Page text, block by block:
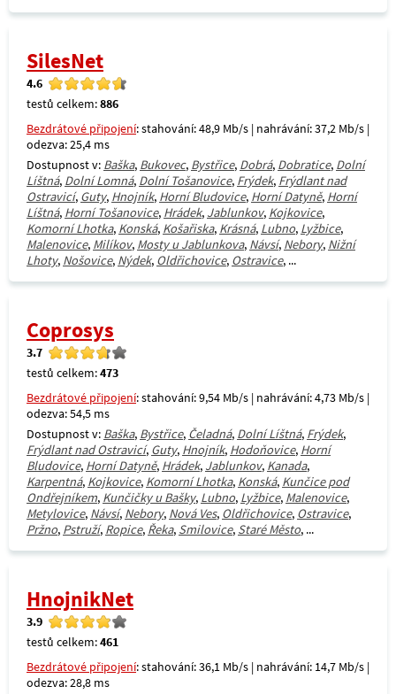
SilesNet
4.6
testů celkem:886
Bezdrátové připojení: stahování: 48,9 Mb/s | nahrávání: 37,2 Mb/s |
odezva: 25,4 ms
Dostupnost v: Baška, Bukovec, Bystřice, Dobrá, Dobratice, Dolní
Líštná, Dolní Lomná, Dolní Tošanovice, Frýdek, Frýdlant nad
Ostravicí, Guty, Hnojník, Horní Bludovice, Horní Datyně, Horní
Líštná, Horní Tošanovice, Hrádek, Jablunkov, Kojkovice,
Komorní Lhotka, Konská, Košařiska, Krásná, Lubno, Lyžbice,
Malenovice, Milíkov, Mosty u Jablunkova, Návsí, Nebory, Nižní
Lhoty, Nošovice, Nýdek, Oldřichovice, Ostravice, ...
Coprosys
3.7
testů celkem:473
Bezdrátové připojení: stahování: 9,54 Mb/s | nahrávání: 4,73 Mb/s |
odezva: 54,5 ms
Dostupnost v: Baška, Bystřice, Čeladná, Dolní Líštná, Frýdek,
Frýdlant nad Ostravicí, Guty, Hnojník, Hodoňovice, Horní
Bludovice, Horní Datyně, Hrádek, Jablunkov, Kanada,
Karpentná, Kojkovice, Komorní Lhotka, Konská, Kunčice pod
Ondřejníkem, Kunčičky u Bašky, Lubno, Lyžbice, Malenovice,
Metylovice, Návsí, Nebory, Nová Ves, Oldřichovice, Ostravice,
Pržno, Pstruží, Ropice, Řeka, Smilovice, Staré Město, ...
HnojnikNet
3.9
testů celkem:461
Bezdrátové připojení: stahování: 36,1 Mb/s | nahrávání: 14,7 Mb/s |
odezva: 28,8 ms